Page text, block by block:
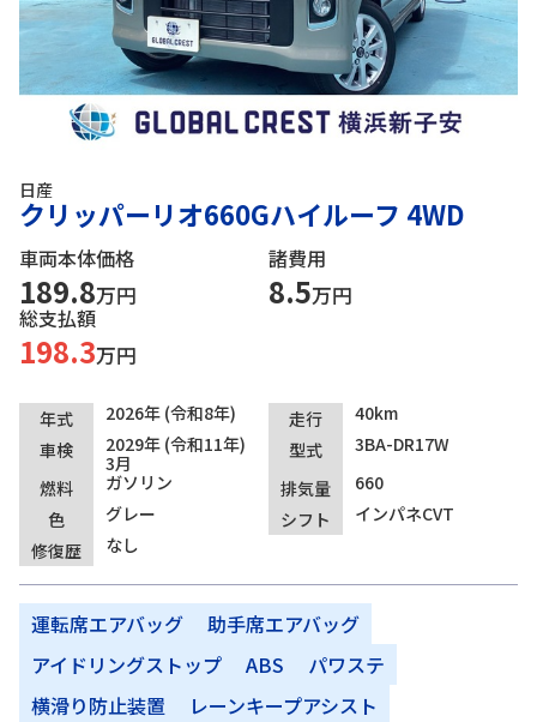
日産
クリッパーリオ660Gハイルーフ 4WD
車両本体価格
189.8万円
諸費用
8.5万円
総支払額
198.3万円
年式 2026年 (令和8年) 走行
40km
車検
2029年 (令和11年)
3月
型式
3BA-DR17W
燃料
ガソリン 排気量
660
色
グレー シフト
インパネCVT
修復歴
なし
運転席エアバッグ
助手席エアバッグ
アイドリングストップ
ABS
パワステ
横滑り防止装置
レーンキープアシスト